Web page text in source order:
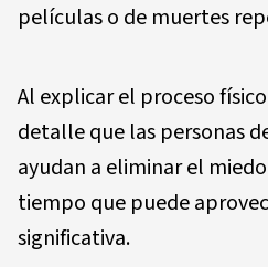
películas o de muertes
Al explicar el proceso
detalle que las personas
ayudan a eliminar el
tiempo que puede
significativa.